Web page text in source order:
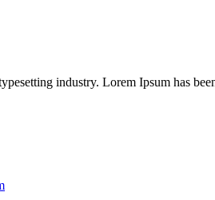
industry. Lorem Ipsum has